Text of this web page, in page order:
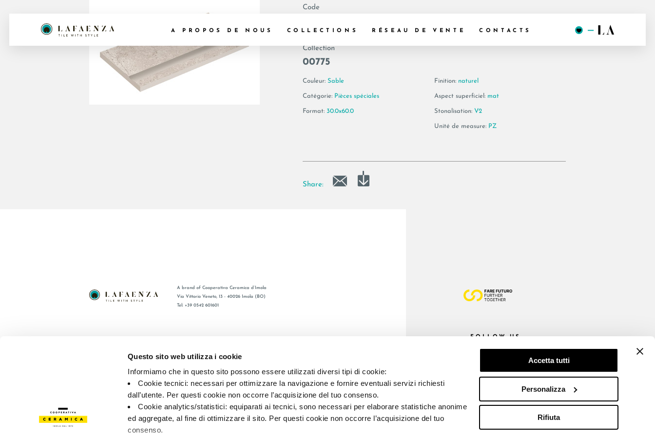
Questo sito web utilizza i cookie
Informiamo che in questo sito possono essere utilizzati diversi tipi di cookie:
Cookie tecnici: necessari per ottimizzare la navigazione e fornire eventuali servizi richiesti
dall’utente. Per questi cookie non occorre l’acquisizione del tuo consenso.
Cookie analytics/statistici: equiparati ai tecnici, sono necessari per elaborare statistiche anonime
ed aggregate, al fine di ottimizzare il sito. Per questi cookie non occorre l’acquisizione del tuo
consenso.
Accetta tutti
Personalizza
Rifiuta
A PROPOS DE NOUS COLLECTIONS RÉSEAU DE VENTE CONTACTS
Code
Collection
00775
Couleur: Sable
Catégorie: Pièces spéciales
Format: 30.0x60.0
Finition: naturel
Aspect superficiel: mat
Stonalisation: V2
Unité de measure: PZ
Share:
A brand of Cooperativa Ceramica d’Imola
Via Vittorio Veneto, 13 - 40026 Imola (BO)
Tel: +39 0542 601601
FOLLOW US
P.IVA IT00498281203 C.F. E REG. IMPR. BO 00286900378 R.E.A. BO 5545
Cookie policy— Privacy preferences